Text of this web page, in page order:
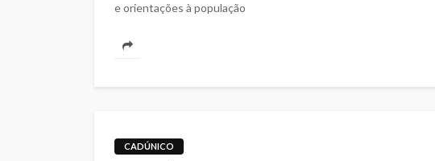
e orientações à população
CADÚNICO